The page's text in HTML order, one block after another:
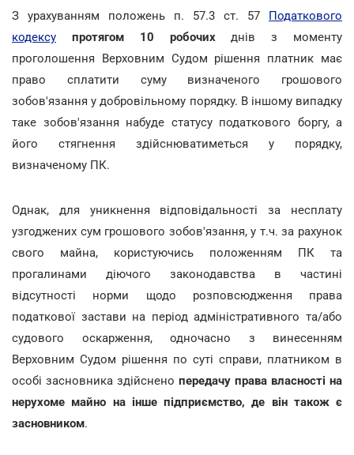
З урахуванням положень п. 57.3 ст. 57 Податкового
кодексу
протягом 10 робочихднів з моменту
проголошення Верховним Судом рішення платник має
право сплатити суму визначеного грошового
зобов'язання у добровільному порядку. В іншому випадку
таке зобов'язання набуде статусу податкового боргу, а
його стягнення здійснюватиметься у порядку,
визначеному ПК.
Однак, для уникнення відповідальності за несплату
узгоджених сум грошового зобов'язання, у т.ч. за рахунок
свого майна, користуючись положенням ПК та
прогалинами діючого законодавства в частині
відсутності норми щодо розповсюдження права
податкової застави на період адміністративного та/або
судового оскарження, одночасно з винесенням
Верховним Судом рішення по суті справи, платником в
особі засновника здійснено передачу права власності на
нерухоме майно на інше підприємство, де він також є
засновником.